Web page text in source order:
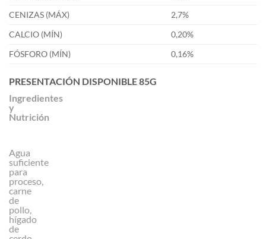
CENIZAS (MÁX)
2,7%
CALCIO (MÍN)
0,20%
FÓSFORO (MÍN)
0,16%
PRESENTACIÓN DISPONIBLE85G
Ingredientes
y
Nutrición
Agua
suficiente
para
proceso,
carne
de
pollo,
hígado
de